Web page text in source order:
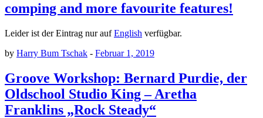
comping and more favourite features!
Leider ist der Eintrag nur aufEnglish verfügbar.
by Harry Bum Tschak - Februar 1, 2019
Groove Workshop: Bernard Purdie, der
Oldschool Studio King – Aretha
Franklins „Rock Steady“